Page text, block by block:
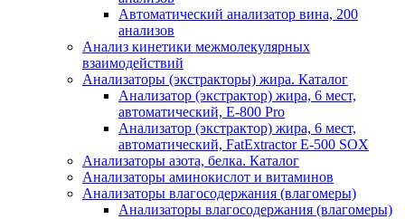
Автоматический анализатор вина, 200
анализов
Анализ кинетики межмолекулярных
взаимодействий
Анализаторы (экстракторы) жира. Каталог
Анализатор (экстрактор) жира, 6 мест,
автоматический, E-800 Pro
Анализатор (экстрактор) жира, 6 мест,
автоматический, FatExtractor E-500 SOX
Анализаторы азота, белка. Каталог
Анализаторы аминокислот и витаминов
Анализаторы влагосодержания (влагомеры)
Анализаторы влагосодержания (влагомеры)